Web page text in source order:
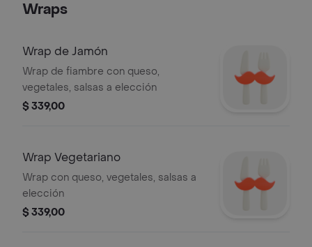
Wraps
Wrap de Jamón
Wrap de fiambre con queso,
vegetales, salsas a elección
$ 339,00
Wrap Vegetariano
Wrap con queso, vegetales, salsas a
elección
$ 339,00